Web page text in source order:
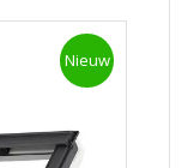
Nieuw